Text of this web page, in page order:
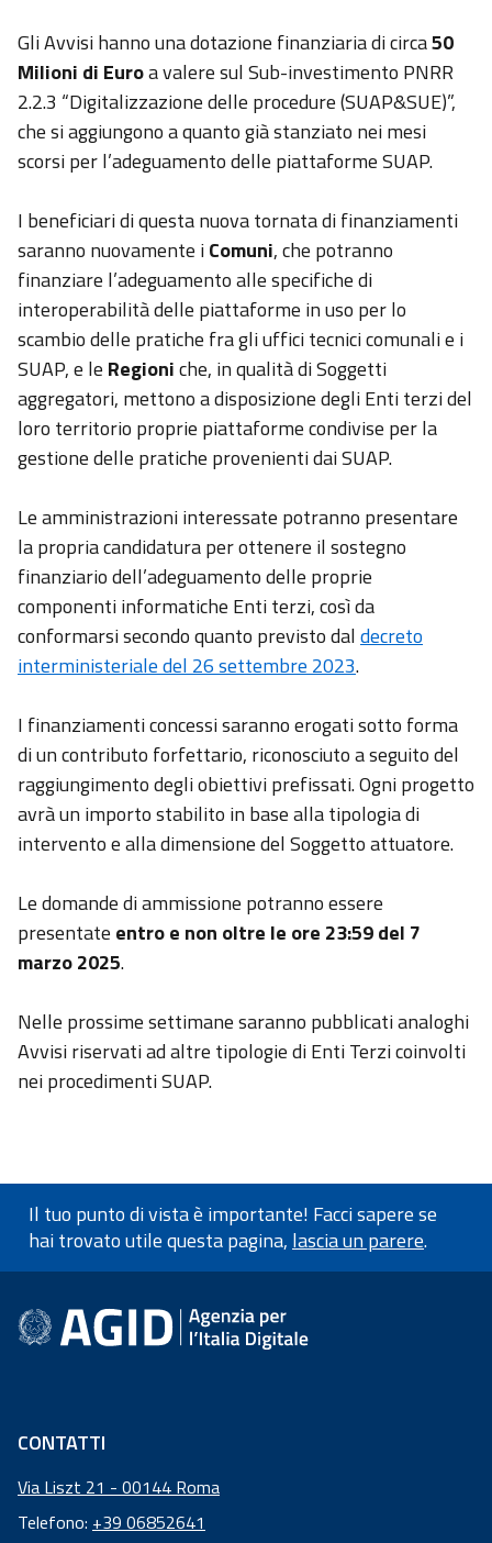
Gli Avvisi hanno una dotazione finanziaria di circa50
Milioni di Euroa valere sul Sub-investimento PNRR
2.2.3 “Digitalizzazione delle procedure (SUAP&SUE)”,
che si aggiungono a quanto già stanziato nei mesi
scorsi per l’adeguamento delle piattaforme SUAP.
I beneficiari di questa nuova tornata di finanziamenti
saranno nuovamente iComuni, che potranno
finanziare l’adeguamento alle specifiche di
interoperabilità delle piattaforme in uso per lo
scambio delle pratiche fra gli uffici tecnici comunali e i
SUAP, e le Regioniche, in qualità di Soggetti
aggregatori, mettono a disposizione degli Enti terzi del
loro territorio proprie piattaforme condivise per la
gestione delle pratiche provenienti dai SUAP.
Le amministrazioni interessate potranno presentare
la propria candidatura per ottenere il sostegno
finanziario dell’adeguamento delle proprie
componenti informatiche Enti terzi, così da
conformarsi secondo quanto previsto daldecreto
interministeriale del 26 settembre 2023.
I finanziamenti concessi saranno erogati sotto forma
di un contributo forfettario, riconosciuto a seguito del
raggiungimento degli obiettivi prefissati. Ogni progetto
avrà un importo stabilito in base alla tipologia di
intervento e alla dimensione del Soggetto attuatore.
Le domande di ammissione potranno essere
presentate entro e non oltre le ore 23:59 del 7
marzo 2025.
Nelle prossime settimane saranno pubblicati analoghi
Avvisi riservati ad altre tipologie di Enti Terzi coinvolti
nei procedimenti SUAP.
Il tuo punto di vista è importante! Facci sapere se
hai trovato utile questa pagina, lascia un parere.
Informazioni a piè di
CONTATTI
Via Liszt 21 - 00144 Roma
Telefono: +39 06852641